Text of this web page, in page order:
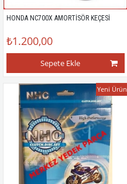
HONDA NC700X AMORTİSÖR KEÇESİ
₺1.200,00
Sepete Ekle
Yeni Ürün